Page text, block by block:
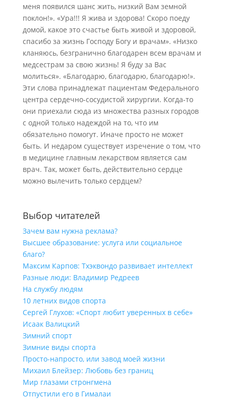
меня появился шанс жить, низкий Вам земной
поклон!». «Ура!!! Я жива и здорова! Скоро поеду
домой, какое это счастье быть живой и здоровой,
спасибо за жизнь Господу Богу и врачам». «Низко
кланяюсь, безгранично благодарен всем врачам и
медсестрам за свою жизнь! Я буду за Вас
молиться». «Благодарю, благодарю, благодарю!».
Эти слова принадлежат пациентам Федерального
центра сердечно-сосудистой хирургии. Когда-то
они приехали сюда из множества разных городов
с одной только надеждой на то, что им
обязательно помогут. Иначе просто не может
быть. И недаром существует изречение о том, что
в медицине главным лекарством является сам
врач. Так, может быть, действительно сердце
можно вылечить только сердцем?
Выбор читателей
Зачем вам нужна реклама?
Высшее образование: услуга или социальное
благо?
Максим Карпов: Тхэквондо развивает интеллект
Разные люди: Владимир Редреев
На службу людям
10 летних видов спорта
Сергей Глухов: «Спорт любит уверенных в себе»
Исаак Валицкий
Зимний спорт
Зимние виды спорта
Просто-напросто, или завод моей жизни
Михаил Блейзер: Любовь без границ
Мир глазами стронгмена
Отпустили его в Гималаи